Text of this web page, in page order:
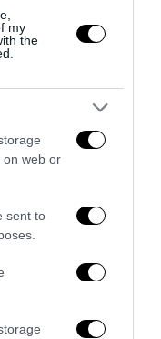
my
the
on web or
sent to
di Parma: quando